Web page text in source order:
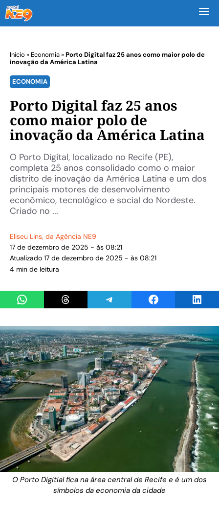
Início » Economia»Porto Digital faz 25 anos como maior polo de
inovação da América Latina
ECONOMIA
Porto Digital faz 25 anos
como maior polo de
inovação da América Latina
O Porto Digital, localizado no Recife (PE),
completa 25 anos consolidado como o maior
distrito de inovação da América Latina e um dos
principais motores de desenvolvimento
econômico, tecnológico e social do Nordeste.
Criado no ...
Eliseu Lins, da Agência NE9
17 de dezembro de 2025 - às 08:21
Atualizado 17 de dezembro de 2025 - às 08:21
4 min de leitura
Share on WhatsAppShare on ThreadsShare on TelegramShare on Facebook
O Porto Digitial fica na área central de Recife e é um dos
símbolos da economia da cidade